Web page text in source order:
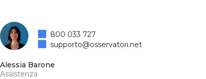
Alessia Barone
Assistenza
800 033 727
supporto@osservatori.net